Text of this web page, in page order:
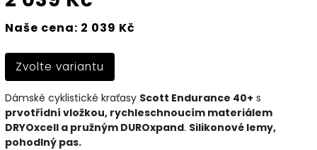
Naše cena: 2 039 Kč
Zvolte variantu
Dámské cyklistické kraťasy Scott Endurance 40+ s
prvotřídní vložkou, rychleschnoucím materiálem
DRYOxcell a pružným DUROxpand. Silikonové lemy,
pohodlný pas.